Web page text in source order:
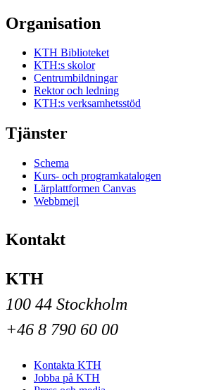
Organisation
KTH Biblioteket
KTH:s skolor
Centrumbildningar
Rektor och ledning
KTH:s verksamhetsstöd
Tjänster
Schema
Kurs- och programkatalogen
Lärplattformen Canvas
Webbmejl
Kontakt
KTH
100 44 Stockholm
+46 8 790 60 00
Kontakta KTH
Jobba på KTH